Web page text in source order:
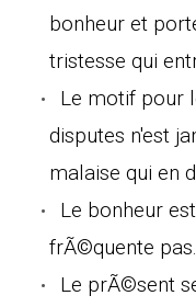
bonheur et
tristesse qui
Le motif pour
disputes n'est
malaise qui en
Le bonheur
frÃ©quente pas.
Le prÃ©sent